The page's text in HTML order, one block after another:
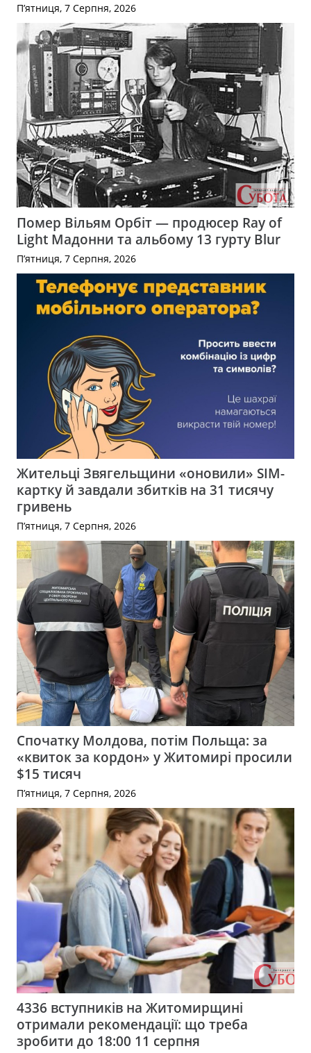
П’ятниця, 7 Серпня, 2026
Помер Вільям Орбіт — продюсер Ray of
Light Мадонни та альбому 13 гурту Blur
П’ятниця, 7 Серпня, 2026
Жительці Звягельщини «оновили» SIM-
картку й завдали збитків на 31 тисячу
гривень
П’ятниця, 7 Серпня, 2026
Спочатку Молдова, потім Польща: за
«квиток за кордон» у Житомирі просили
$15 тисяч
П’ятниця, 7 Серпня, 2026
4336 вступників на Житомирщині
отримали рекомендації: що треба
зробити до 18:00 11 серпня